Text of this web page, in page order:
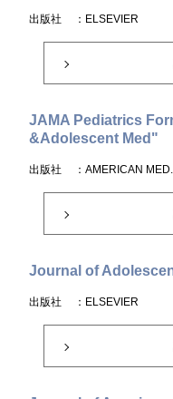
出版社 ：ELSEVIER
JAMA Pediatrics
&Adolescent Med"
出版社 ：AMERICAN
Journal of
出版社 ：ELSEVIER